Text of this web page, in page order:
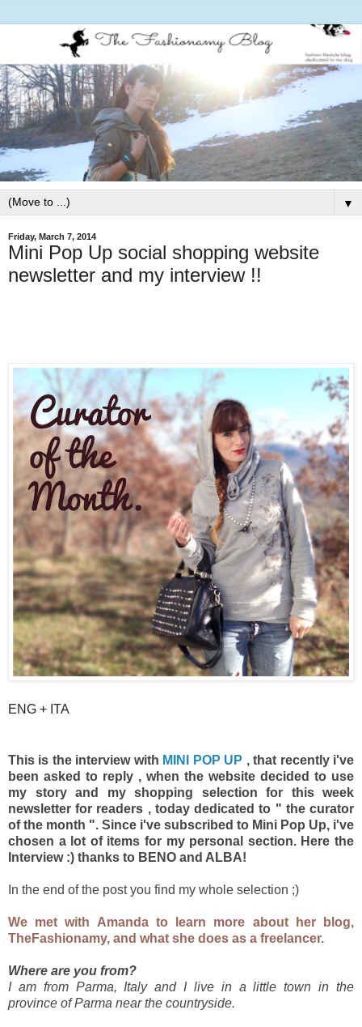
▼
Friday, March 7, 2014
Mini Pop Up social shopping website
newsletter and my interview !!
ENG + ITA
This is the interview with MINI POP UP , that recently i've
been asked to reply , when the website decided to use
my story and my shopping selection for this week
newsletter for readers , today dedicated to " the curator
of the month ". Since i've subscribed to Mini Pop Up, i've
chosen a lot of items for my personal section. Here the
Interview :) thanks to BENO and ALBA!
In the end of the post you find my whole selection ;)
We met with Amanda to learn more about her blog,
TheFashionamy, and what she does as a freelancer.
Where are you from?
I am from Parma, Italy and I live in a little town in the
province of Parma near the countryside.